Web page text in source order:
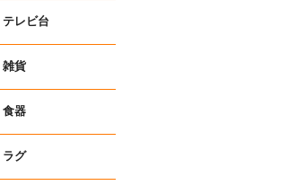
テレビ台
雑貨
食器
ラグ